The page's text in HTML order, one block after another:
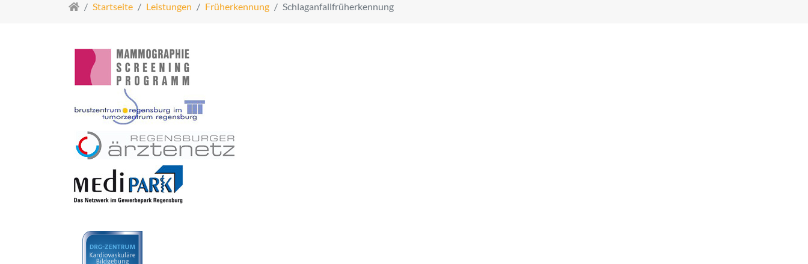
Startseite Leistungen Früherkennung Schlaganfallfrüherkennung